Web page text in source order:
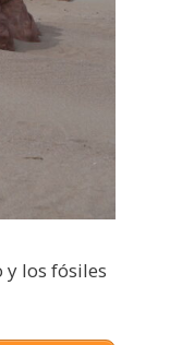
y los fósiles